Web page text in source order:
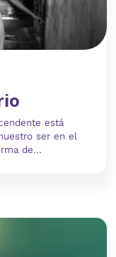
está
ser en el
de...